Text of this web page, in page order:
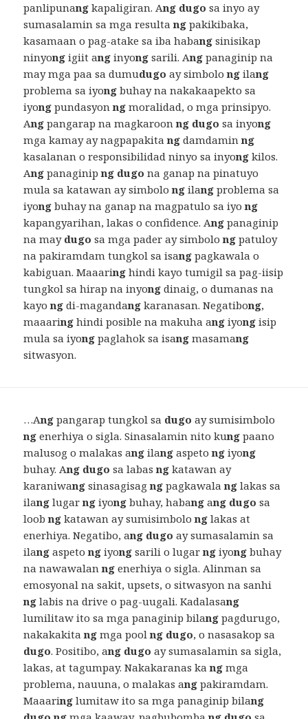
panlipunang kapaligiran. Ang dugo sa inyo ay
sumasalamin sa mga resultang pakikibaka,
kasamaan o pag-atake sa iba habang sinisikap
ninyong igiit ang inyong sarili. Ang panaginip na
may mga paa sa dumudugo ay simbolong ilang
problema sa iyong buhay na nakakaapekto sa
iyong pundasyonng moralidad, o mga prinsipyo.
Ang pangarap na magkaroonng dugo sa inyong
mga kamay ay nagpapakitang damdaminng
kasalanan o responsibilidad ninyo sa inyong kilos.
Ang panaginipng dugo na ganap na pinatuyo
mula sa katawan ay simbolong ilang problema sa
iyong buhay na ganap na magpatulo sa iyong
kapangyarihan, lakas o confidence. Ang panaginip
na may dugo sa mga pader ay simbolong patuloy
na pakiramdam tungkol sa isang pagkawala o
kabiguan. Maaaring hindi kayo tumigil sa pag-iisip
tungkol sa hirap na inyong dinaig, o dumanas na
kayong di-magandang karanasan. Negatibong,
maaaring hindi posible na makuha ang iyong isip
mula sa iyong paglahok sa isang masamang
sitwasyon.
…Ang pangarap tungkol sa dugo ay sumisimbolo
ng enerhiya o sigla. Sinasalamin nito kung paano
malusog o malakas ang ilang aspetong iyong
buhay. Ang dugo sa labasng katawan ay
karaniwang sinasagisagng pagkawalang lakas sa
ilang lugarng iyong buhay, habang ang dugo sa
loobng katawan ay sumisimbolong lakas at
enerhiya. Negatibo, ang dugo ay sumasalamin sa
ilang aspetong iyong sarili o lugarng iyong buhay
na nawawalanng enerhiya o sigla. Alinman sa
emosyonal na sakit, upsets, o sitwasyon na sanhi
ng labis na drive o pag-uugali. Kadalasang
lumilitaw ito sa mga panaginip bilang pagdurugo,
nakakakitang mga poolng dugo, o nasasakop sa
dugo. Positibo, ang dugo ay sumasalamin sa sigla,
lakas, at tagumpay. Nakakaranas kang mga
problema, nauuna, o malakas ang pakiramdam.
Maaaring lumitaw ito sa mga panaginip bilang